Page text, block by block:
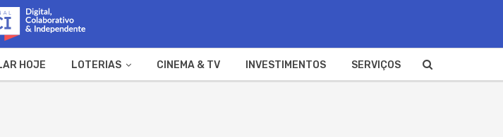
HOJE LOTERIAS CINEMA & TV INVESTIMENTOS SERVIÇOS